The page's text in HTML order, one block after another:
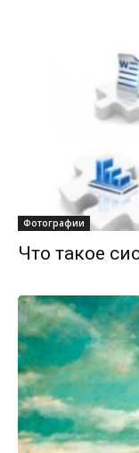
Фотографии
Что такое